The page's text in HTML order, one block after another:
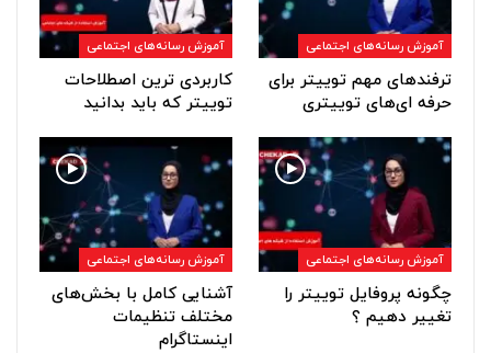
آموزش رسانه‌های اجتماعی
ترفندهای مهم توییتر برای
حرفه ای‌های توییتری
آموزش رسانه‌های اجتماعی
کاربردی ترین اصطلاحات
توییتر که باید بدانید
آموزش رسانه‌های اجتماعی
چگونه پروفایل توییتر را
تغییر دهیم ؟
آموزش رسانه‌های اجتماعی
آشنایی کامل با بخش‌های
مختلف تنظیمات
اینستاگرام